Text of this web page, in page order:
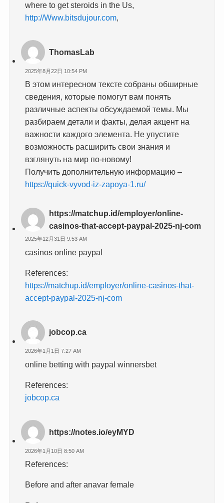
where to get steroids in the Us,
http://Www.bitsdujour.com,
ThomasLab
2025年8月22日 10:54 PM
В этом интересном тексте собраны обширные
сведения, которые помогут вам понять
различные аспекты обсуждаемой темы. Мы
разбираем детали и факты, делая акцент на
важности каждого элемента. Не упустите
возможность расширить свои знания и
взглянуть на мир по-новому!
Получить дополнительную информацию –
https://quick-vyvod-iz-zapoya-1.ru/
https://matchup.id/employer/online-
casinos-that-accept-paypal-2025-nj-com
2025年12月31日 9:53 AM
casinos online paypal
References:
https://matchup.id/employer/online-casinos-that-
accept-paypal-2025-nj-com
jobcop.ca
2026年1月1日 7:27 AM
online betting with paypal winnersbet
References:
jobcop.ca
https://notes.io/eyMYD
2026年1月10日 8:50 AM
References:
Before and after anavar female